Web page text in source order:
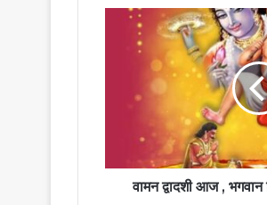
वामन द्वादशी आज ,